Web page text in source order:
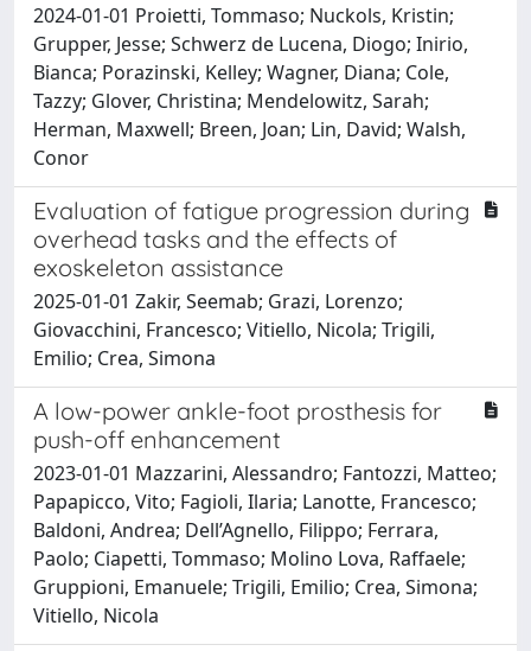
2024-01-01 Proietti, Tommaso; Nuckols, Kristin;
Grupper, Jesse; Schwerz de Lucena, Diogo; Inirio,
Bianca; Porazinski, Kelley; Wagner, Diana; Cole,
Tazzy; Glover, Christina; Mendelowitz, Sarah;
Herman, Maxwell; Breen, Joan; Lin, David; Walsh,
Conor
Evaluation of fatigue progression during
overhead tasks and the effects of
exoskeleton assistance
2025-01-01 Zakir, Seemab; Grazi, Lorenzo;
Giovacchini, Francesco; Vitiello, Nicola; Trigili,
Emilio; Crea, Simona
A low-power ankle-foot prosthesis for
push-off enhancement
2023-01-01 Mazzarini, Alessandro; Fantozzi, Matteo;
Papapicco, Vito; Fagioli, Ilaria; Lanotte, Francesco;
Baldoni, Andrea; Dell’Agnello, Filippo; Ferrara,
Paolo; Ciapetti, Tommaso; Molino Lova, Raffaele;
Gruppioni, Emanuele; Trigili, Emilio; Crea, Simona;
Vitiello, Nicola